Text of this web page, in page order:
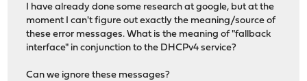
I have already done some research at google, but at the
moment I can't figure out exactly the meaning/source of
these error messages. What is the meaning of "fallback
interface" in conjunction to the DHCPv4 service?
Can we ignore these messages?